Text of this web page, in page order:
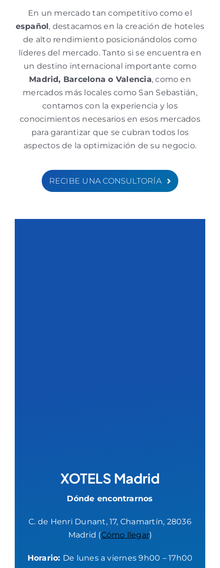
En un mercado tan competitivo como el
español, destacamos en la creación de hoteles
de alto rendimiento posicionándolos como
líderes del mercado. Tanto si se encuentra en
un destino internacional importante como
Madrid, Barcelona o Valencia, como en
mercados más locales como San Sebastián,
contamos con la experiencia y los
conocimientos necesarios en esos mercados
para garantizar que se cubran todos los
aspectos de la optimización de su negocio.
RECIBE UNA CONSULTORÍA
XOTELS Madrid
Dónde encontrarnos
C. de Henri Dunant, 17, Chamartín, 28036
Madrid (Cómo llegar)
Horario: De lunes a viernes 9h00 – 17h00